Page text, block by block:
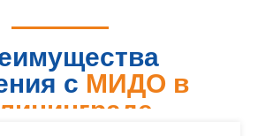
с МИДО в